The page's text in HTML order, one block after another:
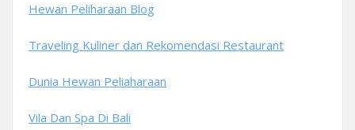
Hewan Peliharaan Blog
Traveling Kuliner dan Rekomendasi Restaurant
Dunia Hewan Peliaharaan
Vila Dan Spa Di Bali